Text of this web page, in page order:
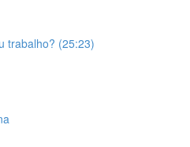
trabalho? (25:23)